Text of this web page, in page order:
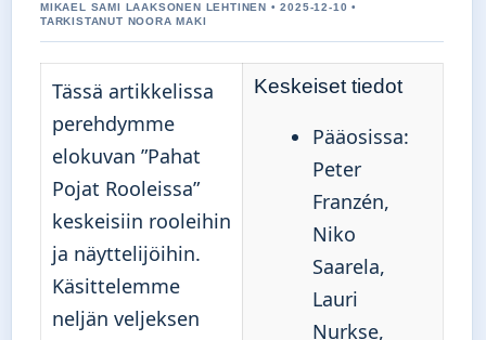
MIKAEL SAMI LAAKSONEN LEHTINEN • 2025-12-10 •
TARKISTANUT NOORA MAKI
Tässä artikkelissa
perehdymme
elokuvan ”Pahat
Pojat Rooleissa”
keskeisiin rooleihin
ja näyttelijöihin.
Käsittelemme
neljän veljeksen
Keskeiset tiedot
Pääosissa:
Peter
Franzén,
Niko
Saarela,
Lauri
Nurkse,